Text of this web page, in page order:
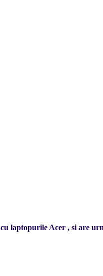
laptopurile Acer , si are